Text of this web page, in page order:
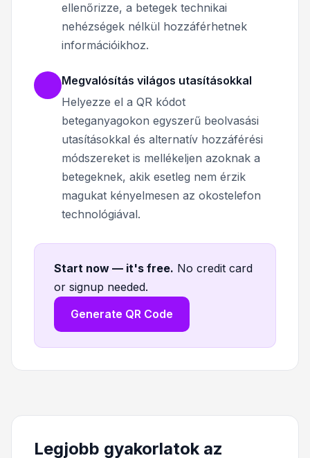
ellenőrizze, a betegek technikai
nehézségek nélkül hozzáférhetnek
információikhoz.
Megvalósítás világos utasításokkal
Helyezze el a QR kódot
beteganyagokon egyszerű beolvasási
utasításokkal és alternatív hozzáférési
módszereket is mellékeljen azoknak a
betegeknek, akik esetleg nem érzik
magukat kényelmesen az okostelefon
technológiával.
Start now — it's free. No credit card
or signup needed.
Generate QR Code
Legjobb gyakorlatok az